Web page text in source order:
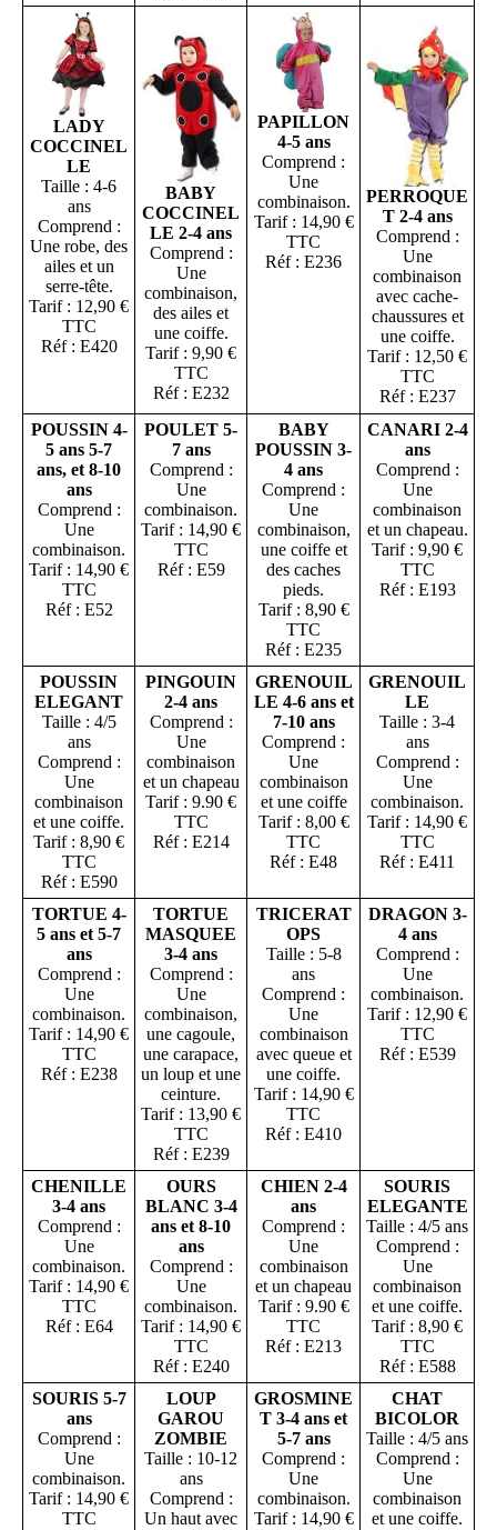
LADY
COCCINEL
LE
Taille : 4-6
ans
Comprend :
Une robe, des
ailes et un
serre-tête.
Tarif : 12,90 €
TTC
Réf : E420
BABY
COCCINEL
LE 2-4 ans
Comprend :
Une
combinaison,
des ailes et
une coiffe.
Tarif : 9,90 €
TTC
Réf : E232
PAPILLON
4-5 ans
Comprend :
Une
combinaison.
Tarif : 14,90 €
TTC
Réf : E236
PERROQUE
T 2-4 ans
Comprend :
Une
combinaison
avec cache-
chaussures et
une coiffe.
Tarif : 12,50 €
TTC
Réf : E237
POUSSIN 4-
5 ans 5-7
ans, et 8-10
ans
Comprend :
Une
combinaison.
Tarif : 14,90 €
TTC
Réf : E52
POULET 5-
7 ans
Comprend :
Une
combinaison.
Tarif : 14,90 €
TTC
Réf : E59
BABY
POUSSIN 3-
4 ans
Comprend :
Une
combinaison,
une coiffe et
des caches
pieds.
Tarif : 8,90 €
TTC
Réf : E235
CANARI 2-4
ans
Comprend :
Une
combinaison
et un chapeau.
Tarif : 9,90 €
TTC
Réf : E193
POUSSIN
ELEGANT
Taille : 4/5
ans
Comprend :
Une
combinaison
et une coiffe.
Tarif : 8,90 €
TTC
Réf : E590
PINGOUIN
2-4 ans
Comprend :
Une
combinaison
et un chapeau
Tarif : 9.90 €
TTC
Réf : E214
GRENOUIL
LE 4-6 ans et
7-10 ans
Comprend :
Une
combinaison
et une coiffe
Tarif : 8,00 €
TTC
Réf : E48
GRENOUIL
LE
Taille : 3-4
ans
Comprend :
Une
combinaison.
Tarif : 14,90 €
TTC
Réf : E411
TORTUE 4-
5 ans et 5-7
ans
Comprend :
Une
combinaison.
Tarif : 14,90 €
TTC
Réf : E238
TORTUE
MASQUEE
3-4 ans
Comprend :
Une
combinaison,
une cagoule,
une carapace,
un loup et une
ceinture.
Tarif : 13,90 €
TTC
Réf : E239
TRICERAT
OPS
Taille : 5-8
ans
Comprend :
Une
combinaison
avec queue et
une coiffe.
Tarif : 14,90 €
TTC
Réf : E410
DRAGON 3-
4 ans
Comprend :
Une
combinaison.
Tarif : 12,90 €
TTC
Réf : E539
CHENILLE
3-4 ans
Comprend :
Une
combinaison.
Tarif : 14,90 €
TTC
Réf : E64
OURS
BLANC 3-4
ans et 8-10
ans
Comprend :
Une
combinaison.
Tarif : 14,90 €
TTC
Réf : E240
CHIEN 2-4
ans
Comprend :
Une
combinaison
et un chapeau
Tarif : 9.90 €
TTC
Réf : E213
SOURIS
ELEGANTE
Taille : 4/5 ans
Comprend :
Une
combinaison
et une coiffe.
Tarif : 8,90 €
TTC
Réf : E588
SOURIS 5-7
ans
Comprend :
Une
combinaison.
Tarif : 14,90 €
TTC
LOUP
GAROU
ZOMBIE
Taille : 10-12
ans
Comprend :
Un haut avec
GROSMINE
T 3-4 ans et
5-7 ans
Comprend :
Une
combinaison.
Tarif : 14,90 €
CHAT
BICOLOR
Taille : 4/5 ans
Comprend :
Une
combinaison
et une coiffe.